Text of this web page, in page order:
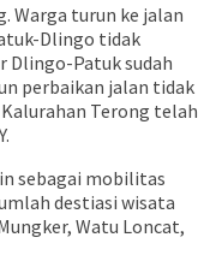
Warga turun ke jalan
Dlingo tidak
Dlingo-Patuk sudah
perbaikan jalan tidak
Terong telah
sebagai mobilitas
destiasi wisata
Watu Loncat,